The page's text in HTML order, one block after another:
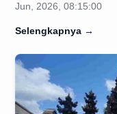
Jun, 2026, 08:15:00
Selengkapnya →